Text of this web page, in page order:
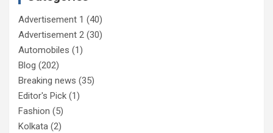
Advertisement 1 (40)
Advertisement 2 (30)
Automobiles (1)
Blog (202)
Breaking news (35)
Editor's Pick (1)
Fashion (5)
Kolkata (2)